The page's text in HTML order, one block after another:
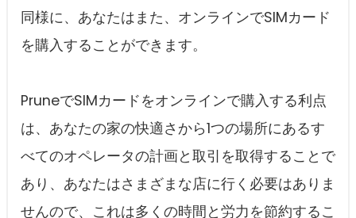
同様に、あなたはまた、オンラインでSIMカード
を購入することができます。
PruneでSIMカードをオンラインで購入する利点
は、あなたの家の快適さから1つの場所にあるす
べてのオペレータの計画と取引を取得することで
あり、あなたはさまざまな店に行く必要はありま
せんので、これは多くの時間と労力を節約するこ